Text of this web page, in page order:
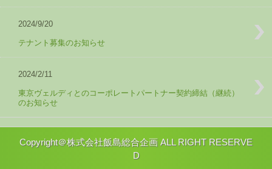
2024/9/20
テナント募集のお知らせ
2024/2/11
東京ヴェルディとのコーポレートパートナー契約締結（継続）
のお知らせ
Copyright＠株式会社飯島総合企画 ALL RIGHT RESERVE
D